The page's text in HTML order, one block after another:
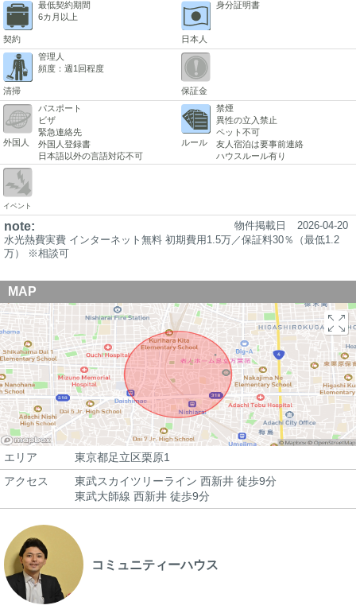
契約
最低契約期間
6カ月以上
日本人
身分証明書
清掃
管理人
頻度：週1回程度
保証金
外国人
パスポート
ビザ
緊急連絡先
外国人登録書
日本語以外の言語対応不可
ルール
禁煙
異性の立入禁止
ペット不可
友人宿泊は要事前連絡
ハウスルール有り
イベント
note: 物件掲載日
2026-04-20
水光熱費実費 インターネット無料 初期費用1.5万／保証料30％（最低1.2
万） ※相談可
MAP
エリア
東京都足立区栗原1
アクセス
東武スカイツリーライン 西新井 徒歩9分
東武大師線 西新井 徒歩9分
コミュニティーハウス